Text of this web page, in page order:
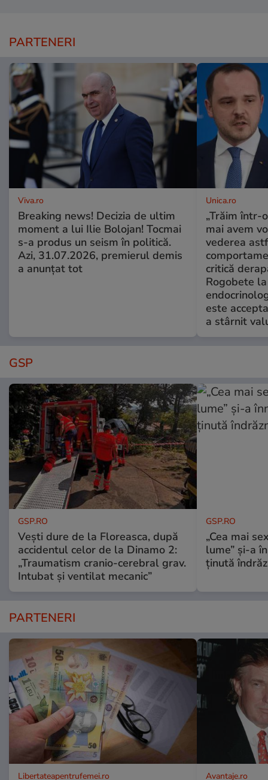
PARTENERI
Viva.ro
Breaking news! Decizia de ultim
moment a lui Ilie Bolojan! Tocmai
s-a produs un seism în politică.
Azi, 31.07.2026, premierul demis
a anunțat tot
Unica.ro
„Trăim într-
mai avem
vederea
critică
Rogobete
este
a stârnit
GSP
GSP.RO
Vești dure de la Floreasca, după
accidentul celor de la Dinamo 2:
„Traumatism cranio-cerebral grav.
Intubat și ventilat mecanic”
GSP.RO
„Cea mai
lume” și-a
ținută
PARTENERI
Libertateapentrufemei.ro Avantaje.ro